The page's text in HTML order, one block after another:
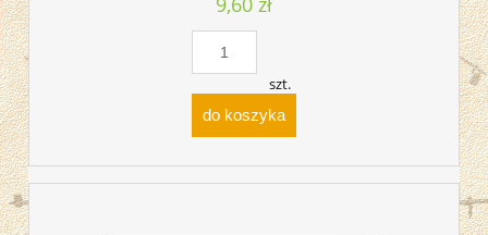
szt.
do koszyka